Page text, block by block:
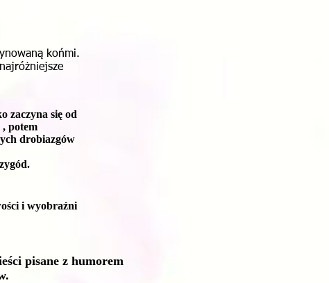
końmi.
zaczyna się od
potem
drobiazgów
i wyobraźni
pisane z humorem